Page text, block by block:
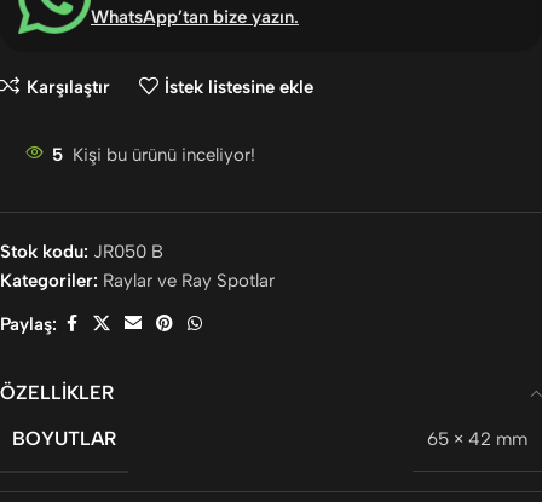
WhatsApp’tan bize yazın.
Karşılaştır İstek listesine ekle
5 Kişi bu ürünü inceliyor!
Stok kodu: JR050 B
Kategoriler: Raylar ve Ray Spotlar
Paylaş:
ÖZELLIKLER
BOYUTLAR
65 × 42 mm